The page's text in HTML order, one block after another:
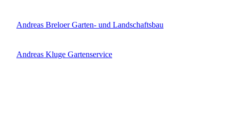
Andreas Breloer Garten- und Landschaftsbau
Andreas Kluge Gartenservice